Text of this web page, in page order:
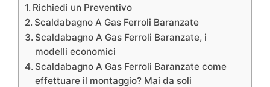
Richiedi un Preventivo
Scaldabagno A Gas Ferroli Baranzate
Scaldabagno A Gas Ferroli Baranzate, i
modelli economici
Scaldabagno A Gas Ferroli Baranzate come
effettuare il montaggio? Mai da soli